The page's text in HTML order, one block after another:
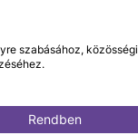
szabásához, közösségi
Rendben